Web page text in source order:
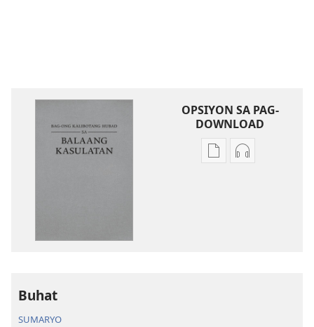
OPSIYON SA PAG-
DOWNLOAD
OpsiyonOpsiyon
Buhat
SUMARYO